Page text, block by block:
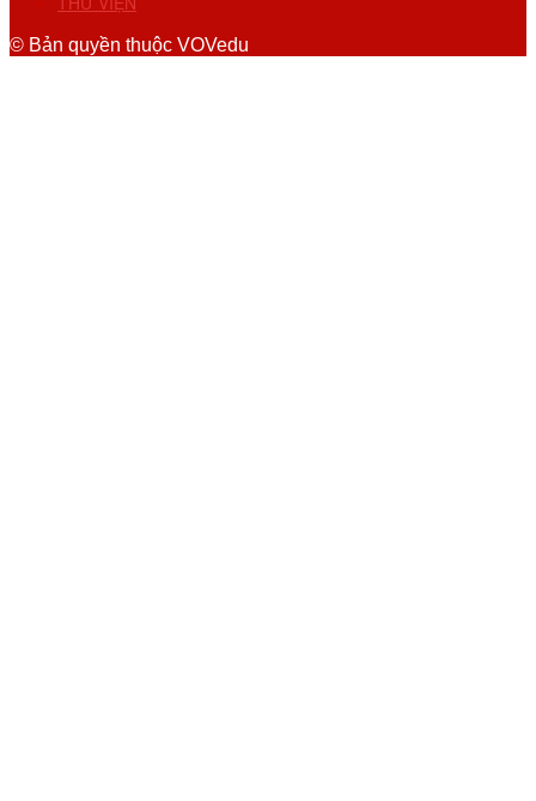
© Bản quyền thuộc VOVedu